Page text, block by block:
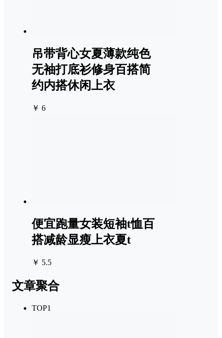
吊带背心女夏薄款纯色
无袖打底衫修身百搭简
约内搭休闲上衣
￥ 6
便宜跑量女装短袖t恤百
搭减龄显瘦上衣夏t
￥ 5.5
文章聚合
TOP1